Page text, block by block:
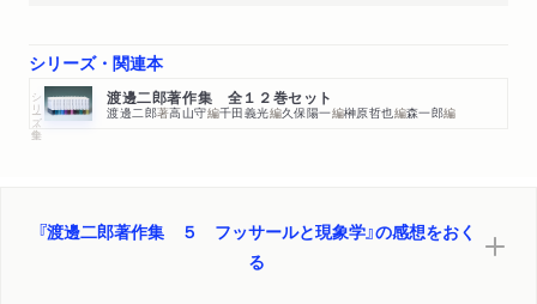
シリーズ・関連本
シリーズ・全集 渡邊二郎著作集 全１２巻セット
渡邊二郎著高山守編千田義光編久保陽一編榊原哲也編森一郎編
『渡邊二郎著作集 ５ フッサールと現象学』の感想をおく
る